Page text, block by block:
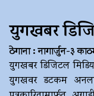
युगखबर
ठेगाना : नागार्जुन-३
युगखबर डिजिटल
युगखवर डटकम